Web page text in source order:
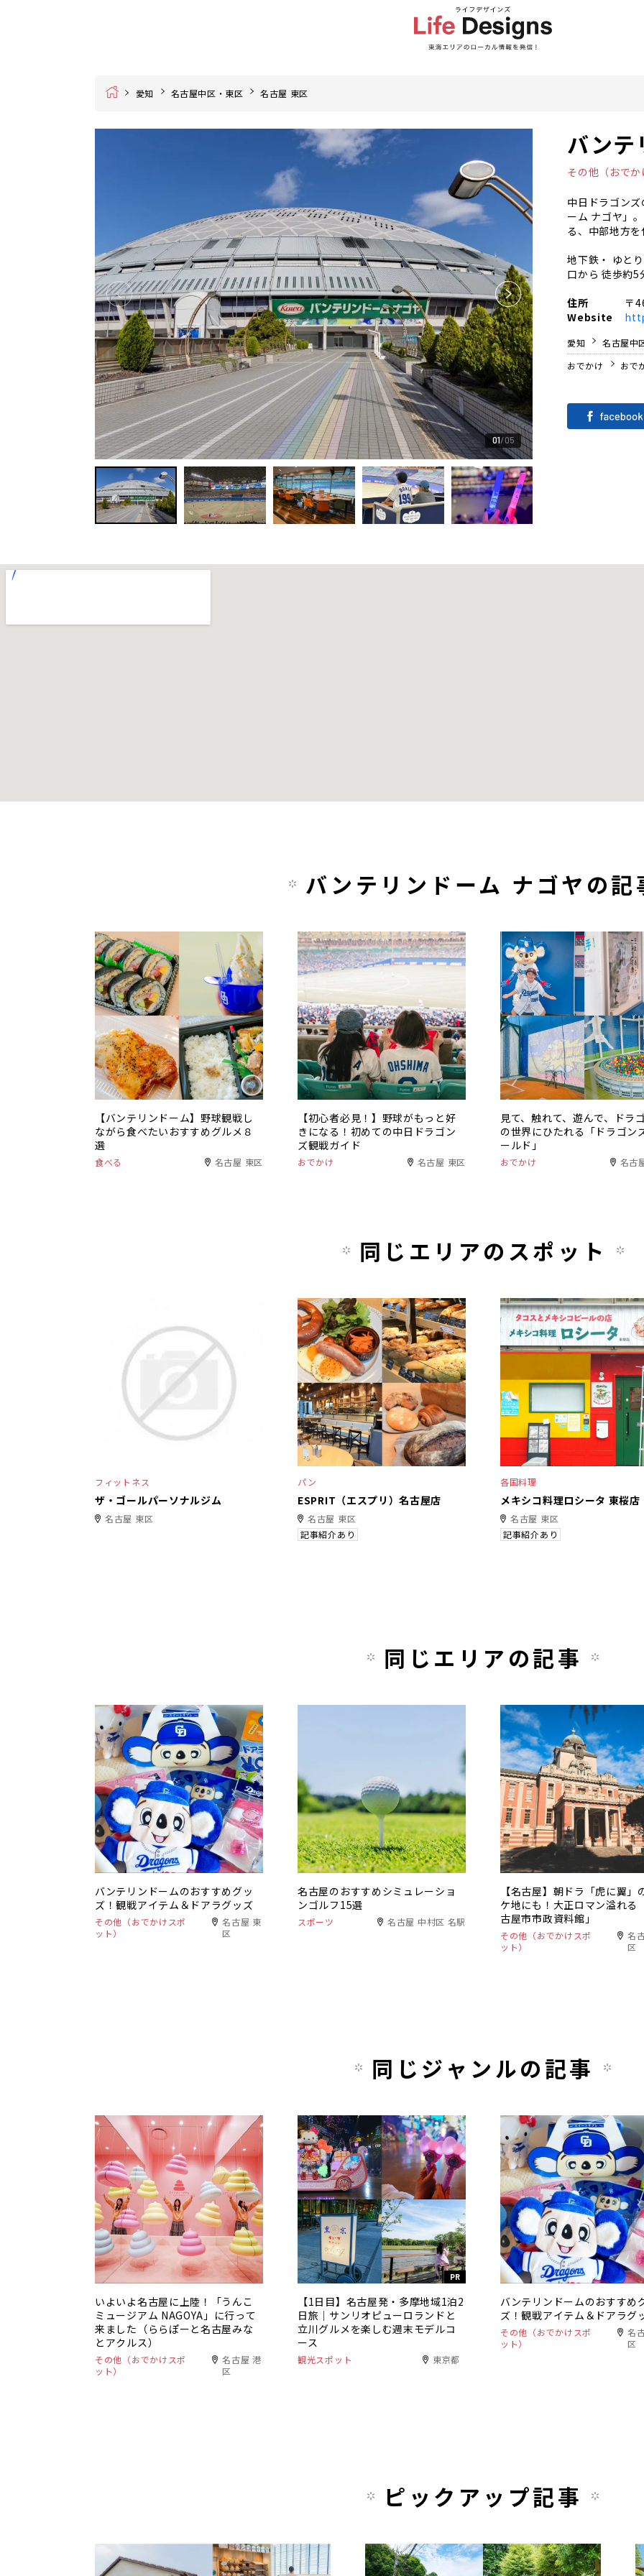
Home 愛知 名古屋中区・東区 名古屋 東区
01 05
バンテ
その他（おで
中日ドラゴン
ーム ナゴヤ」
る、中部地方
地下鉄・ ゆと
口から 徒歩約5
住所
〒
Website
愛知
名古屋中
おでかけ
おで
バンテリンドーム ナゴヤの記
【バンテリンドーム】野球観戦し
ながら食べたいおすすめグルメ８
選
食べる 名古屋 東区
【初心者必見！】野球がもっと好
きになる！初めての中日ドラゴン
ズ観戦ガイド
おでかけ 名古屋 東区
見て、触れて、遊んで、ドラ
の世界にひたれる「ドラゴン
ールド」
おでかけ 名古
同じエリアのスポット
フィットネス
ザ・ゴールパーソナルジム
名古屋 東区
パン
ESPRIT（エスプリ）名古屋店
名古屋 東区
記事紹介あり
各国料理
メキシコ料理ロシータ 東桜店
名古屋 東区
記事紹介あり
同じエリアの記事
バンテリンドームのおすすめグッ
ズ！観戦アイテム＆ドアラグッズ
その他（おでかけスポ
ット）
名古屋 東
区
名古屋のおすすめシミュレーショ
ンゴルフ15選
スポーツ 名古屋 中村区 名駅
【名古屋】朝ドラ「虎に翼」
ケ地にも！大正ロマン溢れる
古屋市市政資料館」
その他（おでかけスポ
ット）
名
区
同じジャンルの記事
いよいよ名古屋に上陸！「うんこ
ミュージアム NAGOYA」に行って
来ました（ららぽーと名古屋みな
とアクルス）
その他（おでかけスポ
ット）
名古屋 港
区
PR
【1日目】名古屋発・多摩地域1泊2
日旅｜サンリオピューロランドと
立川グルメを楽しむ週末モデルコ
ース
観光スポット 東京都
バンテリンドームのおすすめ
ズ！観戦アイテム＆ドアラグ
その他（おでかけスポ
ット）
名
区
ピックアップ記事